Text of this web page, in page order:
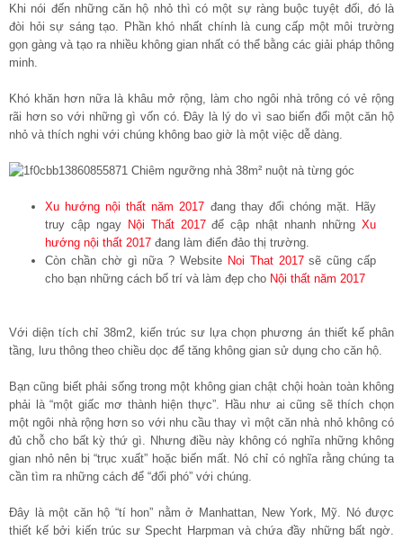
Khi nói đến những căn hộ nhỏ thì có một sự ràng buộc tuyệt đối, đó là
đòi hỏi sự sáng tạo. Phần khó nhất chính là cung cấp một môi trường
gọn gàng và tạo ra nhiều không gian nhất có thể bằng các giải pháp thông
minh.
Khó khăn hơn nữa là khâu mở rộng, làm cho ngôi nhà trông có vẻ rộng
rãi hơn so với những gì vốn có. Đây là lý do vì sao biến đổi một căn hộ
nhỏ và thích nghi với chúng không bao giờ là một việc dễ dàng.
Xu hướng nội thất năm 2017 đang thay đổi chóng mặt. Hãy
truy cập ngay Nội Thất 2017để cập nhật nhanh nhữngXu
hướng nội thất 2017 đang làm điển đảo thị trường.
Còn chần chờ gì nữa ? Website Noi That 2017sẽ cũng cấp
cho bạn những cách bố trí và làm đẹp cho Nội thất năm 2017
Với diện tích chỉ 38m2, kiến trúc sư lựa chọn phương án thiết kế phân
tầng, lưu thông theo chiều dọc để tăng không gian sử dụng cho căn hộ.
Bạn cũng biết phải sống trong một không gian chật chội hoàn toàn không
phải là “một giấc mơ thành hiện thực”. Hầu như ai cũng sẽ thích chọn
một ngôi nhà rộng hơn so với nhu cầu thay vì một căn nhà nhỏ không có
đủ chỗ cho bất kỳ thứ gì. Nhưng điều này không có nghĩa những không
gian nhỏ nên bị “trục xuất” hoặc biến mất. Nó chỉ có nghĩa rằng chúng ta
cần tìm ra những cách để “đối phó” với chúng.
Đây là một căn hộ “tí hon” nằm ở Manhattan, New York, Mỹ. Nó được
thiết kế bởi kiến trúc sư Specht Harpman và chứa đầy những bất ngờ.